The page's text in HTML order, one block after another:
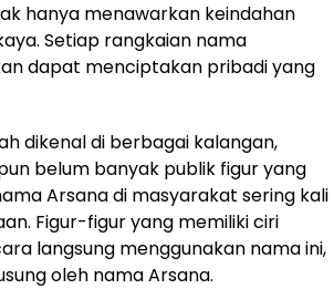
hanya menawarkan keindahan
Setiap rangkaian nama
dapat menciptakan pribadi yang
dikenal di berbagai kalangan,
belum banyak publik figur yang
Arsana di masyarakat sering kali
Figur-figur yang memiliki ciri
langsung menggunakan nama ini,
oleh nama Arsana.